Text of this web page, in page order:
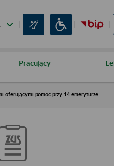
Pracujący
oferującymi pomoc przy 14 emeryturze